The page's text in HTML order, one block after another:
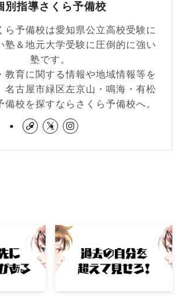
別指導さくら予備校
ら予備校は愛知県公立高校受験に
塾＆地元大学受験に圧倒的に強い
塾です。
教育に関する情報や地域情報等を
名古屋市緑区左京山・鳴海・有松
備校を探すならさくら予備校へ。